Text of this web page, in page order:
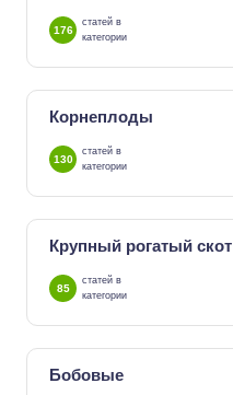
176
статей в
категории
Корнеплоды
130
статей в
категории
Крупный рогатый скот
85
статей в
категории
Бобовые